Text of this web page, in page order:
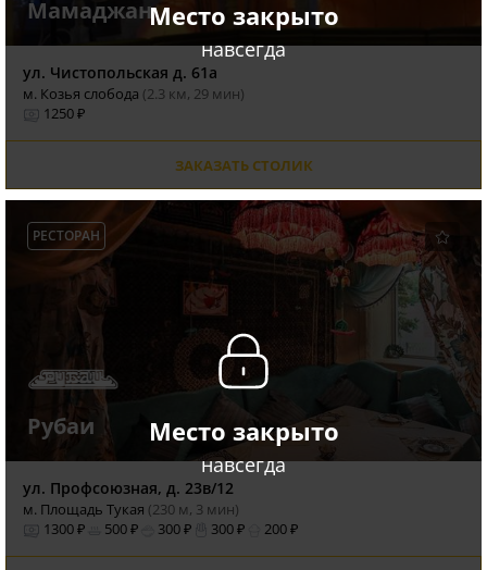
Место закрыто
навсегда
Мамаджан
ул. Чистопольская д. 61а
м. Козья слобода (2.3 км, 29 мин)
1250 ₽
ЗАКАЗАТЬ СТОЛИК
Место закрыто
навсегда
РЕСТОРАН
Рубаи
ул. Профсоюзная, д. 23в/12
м. Площадь Тукая (230 м, 3 мин)
1300 ₽
500 ₽ 300 ₽ 300 ₽ 200 ₽